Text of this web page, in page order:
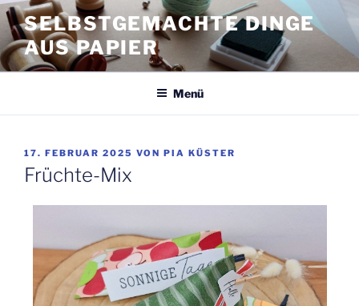
Zum
Inhalt
springen
SELBSTGEMACHTE DINGE
AUS PAPIER
Menü
VERÖFFENTLICHT
AM
17. FEBRUAR 2025 VON PIA KÜSTER
Früchte-Mix